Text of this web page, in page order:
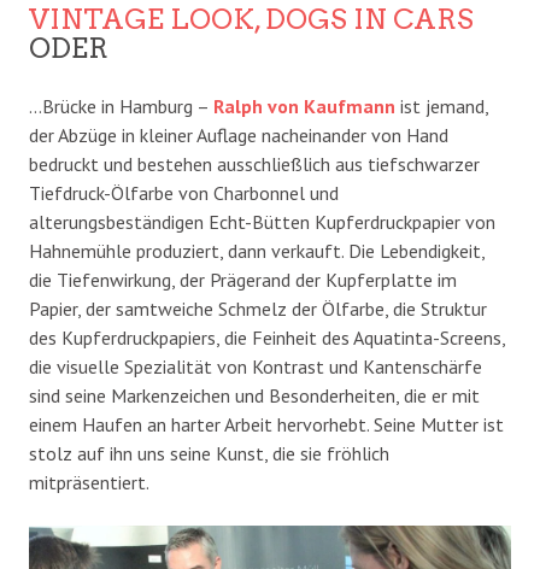
VINTAGE LOOK, DOGS IN CARS
ODER
…Brücke in Hamburg – Ralph von Kaufmann ist jemand,
der Abzüge in kleiner Auflage nacheinander von Hand
bedruckt und bestehen ausschließlich aus tiefschwarzer
Tiefdruck-Ölfarbe von Charbonnel und
alterungsbeständigen Echt-Bütten Kupferdruckpapier von
Hahnemühle produziert, dann verkauft. Die Lebendigkeit,
die Tiefenwirkung, der Prägerand der Kupferplatte im
Papier, der samtweiche Schmelz der Ölfarbe, die Struktur
des Kupferdruckpapiers, die Feinheit des Aquatinta-Screens,
die visuelle Spezialität von Kontrast und Kantenschärfe
sind seine Markenzeichen und Besonderheiten, die er mit
einem Haufen an harter Arbeit hervorhebt. Seine Mutter ist
stolz auf ihn uns seine Kunst, die sie fröhlich
mitpräsentiert.